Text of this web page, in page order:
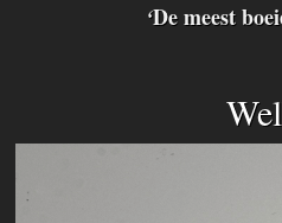
‘De meest